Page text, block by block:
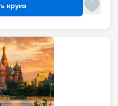
круиз